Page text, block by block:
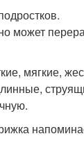
может
мягкие,